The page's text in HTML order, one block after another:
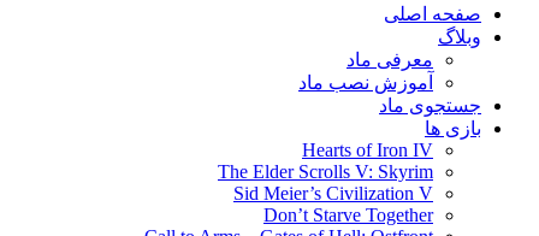
صفحه اصلی
وبلاگ
معرفی ماد
آموزش نصب ماد
جستجوی ماد
بازی ها
Hearts of Iron IV
The Elder Scrolls V: Skyrim
Sid Meier’s Civilization V
Don’t Starve Together